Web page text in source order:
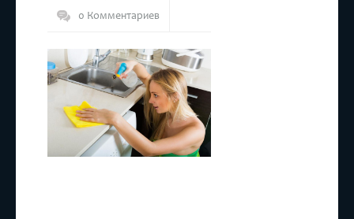
0 Комментариев